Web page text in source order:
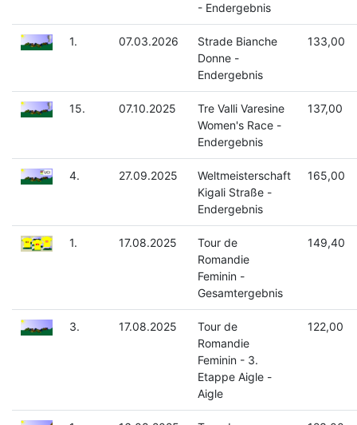
- Endergebnis
1. 07.03.2026
Strade Bianche
Donne -
Endergebnis
133,00
15. 07.10.2025
Tre Valli Varesine
Women's Race -
Endergebnis
137,00
4. 27.09.2025
Weltmeisterschaft
Kigali Straße -
Endergebnis
165,00
1. 17.08.2025
Tour de
Romandie
Feminin -
Gesamtergebnis
149,40
3. 17.08.2025
Tour de
Romandie
Feminin - 3.
Etappe Aigle -
Aigle
122,00